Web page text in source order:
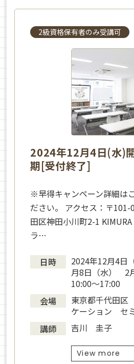
2級資格保有者のみ受講可
2024年12月4日(水)
期[受付終了]
※早得キャンペーン詳細は
ださい。 アクセス：〒
田区神田小川町2-1
ラ…
日時
2024年12月4日
月8日（水） 2
10:00～17:00
会場
東京都千代田
ケーション セ
講師
吉川 圭子
View more